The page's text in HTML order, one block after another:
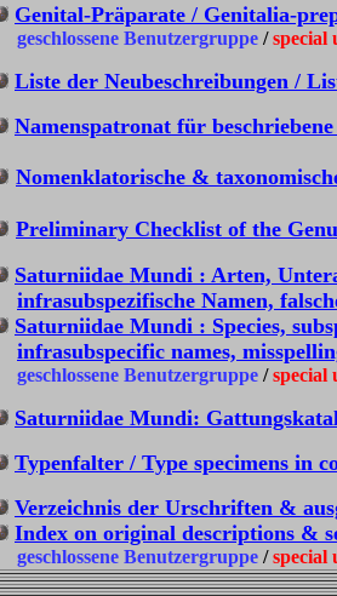
Genital-Präparate / Genitalia-
geschlossene Benutzergruppe /special
Liste der Neubeschreibungen /
Namenspatronat für
Nomenklatorische &
Preliminary Checklist of the
Saturniidae Mundi : Arten,
infrasubspezifische Namen,
Saturniidae Mundi : Species,
infrasubspecific names,
geschlossene Benutzergruppe /special
Saturniidae Mundi:
Typenfalter / Type specimens in
Verzeichnis der Urschriften &
Index on original descriptions &
geschlossene Benutzergruppe /special